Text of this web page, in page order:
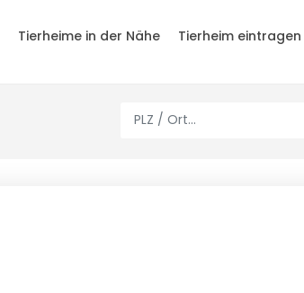
Tierheime in der Nähe Tierheim eintragen